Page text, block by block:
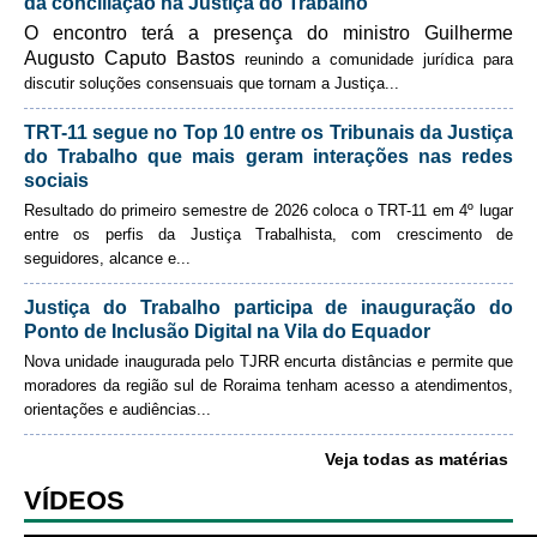
Automação e IA
Governança
Gestão Estratégica
Rede de Governança Colaborativa
Gestão de Riscos
Laboratório de Inovação
Assessoria de Governança de Gestão de Pessoas
Sites Institucionais
Educação a distância
Enviar email
O encontro terá a presença do ministro Guilherme
Augusto Caputo Bastosreunindo a comunidade jurídica para
discutir soluções consensuais que tornam a Justiça...
TRT-11 segue no Top 10 entre os Tribunais da Justiça
do Trabalho que mais geram interações nas redes
sociais
Resultado do primeiro semestre de 2026 coloca o TRT-11 em 4º lugar
entre os perfis da Justiça Trabalhista, com crescimento de
seguidores, alcance e...
Justiça do Trabalho participa de inauguração do
Ponto de Inclusão Digital na Vila do Equador
Nova unidade inaugurada pelo TJRR encurta distâncias e permite que
moradores da região sul de Roraima tenham acesso a atendimentos,
orientações e audiências...
Veja todas as matérias
VÍDEOS